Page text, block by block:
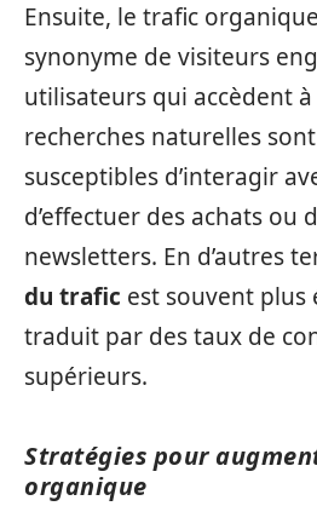
Ensuite, le trafic
synonyme de visiteurs
utilisateurs qui accèdent
recherches naturelles
susceptibles d’interagir
d’effectuer des achats ou
newsletters. En d’autres
du trafic est souvent plus
traduit par des taux de
supérieurs.
Stratégies pour
organique